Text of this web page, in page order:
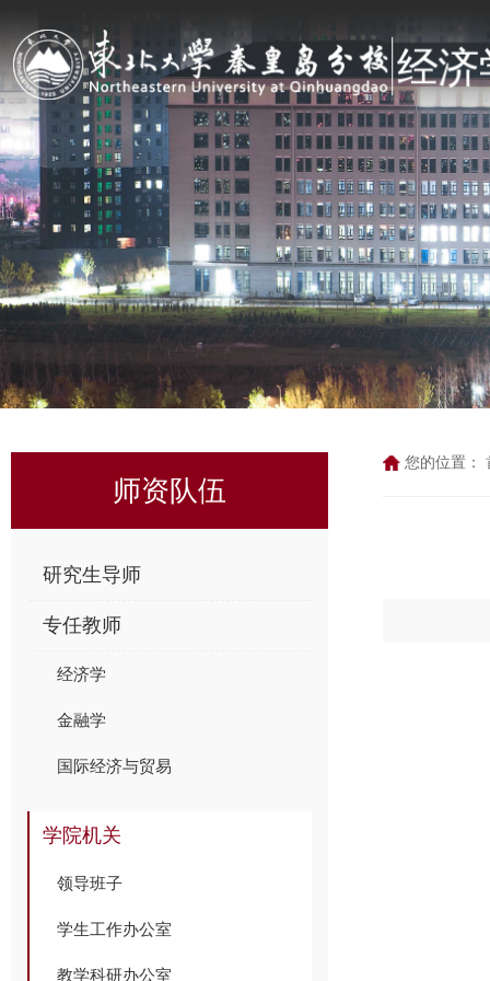
师资队伍
研究生导师
专任教师
经济学
金融学
国际经济与贸易
学院机关
领导班子
学生工作办公室
教学科研办公室
您的位置：